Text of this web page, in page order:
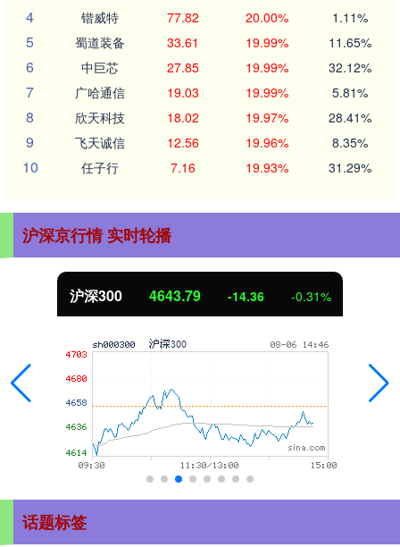
4 锴威特 77.82 20.00% 1.11%
5 蜀道装备 33.61 19.99% 11.65%
6 中巨芯 27.85 19.99% 32.12%
7 广哈通信 19.03 19.99% 5.81%
8 欣天科技 18.02 19.97% 28.41%
9 飞天诚信 12.56 19.96% 8.35%
10 任子行 7.16 19.93% 31.29%
沪深京行情 实时轮播
沪深300 4643.79 -14.36 -0.31%
话题标签